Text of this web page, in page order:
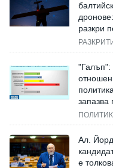
разкри
"Галъп":
запазва
Ал.
е